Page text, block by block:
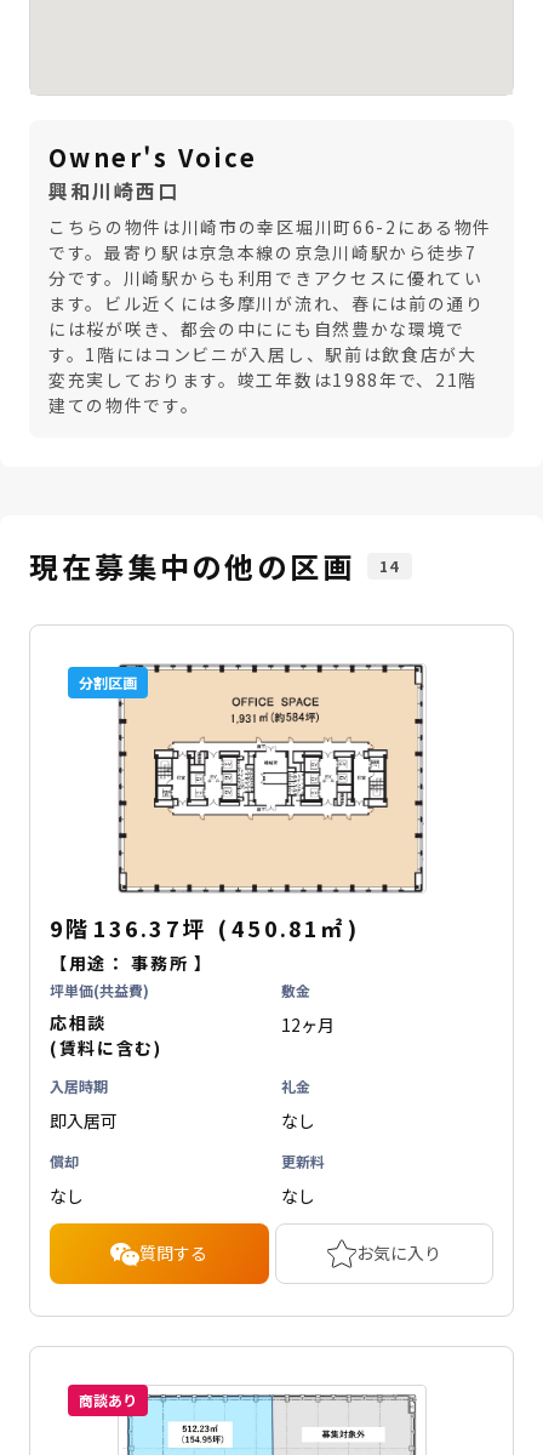
Owner's Voice
興和川崎西口
こちらの物件は川崎市の幸区堀川町66-2にある物件
です。最寄り駅は京急本線の京急川崎駅から徒歩7
分です。川崎駅からも利用できアクセスに優れてい
ます。ビル近くには多摩川が流れ、春には前の通り
には桜が咲き、都会の中ににも自然豊かな環境で
す。1階にはコンビニが入居し、駅前は飲食店が大
変充実しております。竣工年数は1988年で、21階
建ての物件です。
現在募集中の他の区画 14
分割区画
9階 136.37坪 ( 450.81 ㎡ )
【用途：事務所 】
坪単価(共益費)
応相談
(賃料に含む)
敷金
12ヶ月
入居時期
即入居可
礼金
なし
償却
なし
更新料
なし
質問する お気に入り
商談あり